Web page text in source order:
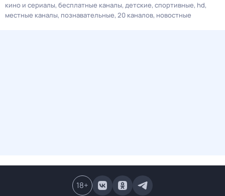
кино и сериалы бесплатные каналы детские спортивные hd
местные каналы познавательные 20 каналов новостные
18+